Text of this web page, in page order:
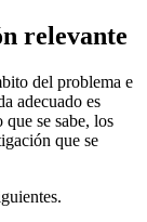
relevante
del problema e
adecuado es
se sabe, los
que se